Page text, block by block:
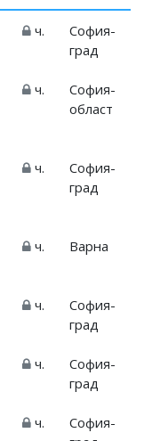
ч.
София-
град
ч.
София-
област
ч.
София-
град
ч. Варна
ч.
София-
град
ч.
София-
град
ч.
София-